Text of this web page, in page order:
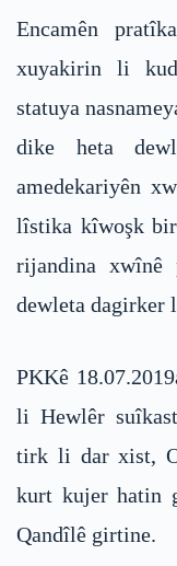
Encamên
xuyakirin li
statuya
dike heta
amedekariyên
lîstika kîwoşk
rijandina xwînê
dewleta dagirker
PKKê
li Hewlêr
tirk li dar xist,
kurt kujer hatin
Qandîlê girtine.